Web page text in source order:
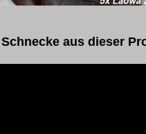
aus dieser